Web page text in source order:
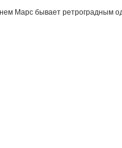
Марс бывает ретроградным